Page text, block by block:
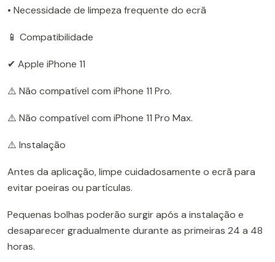
• Necessidade de limpeza frequente do ecrã
📱 Compatibilidade
✔ Apple iPhone 11
⚠️ Não compatível com iPhone 11 Pro.
⚠️ Não compatível com iPhone 11 Pro Max.
⚠️ Instalação
Antes da aplicação, limpe cuidadosamente o ecrã para
evitar poeiras ou partículas.
Pequenas bolhas poderão surgir após a instalação e
desaparecer gradualmente durante as primeiras 24 a 48
horas.